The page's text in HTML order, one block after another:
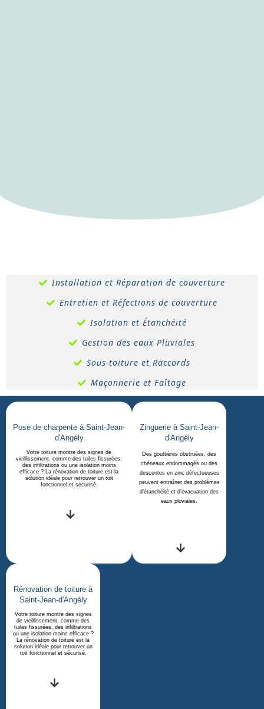
Installation et Réparation de couverture
Entretien et Réfections de couverture
Isolation et Étanchéité
Gestion des eaux Pluviales
Sous-toiture et Raccords
Maçonnerie et Faîtage
Pose de charpente à Saint-Jean-
d'Angély
Votre toiture montre des signes de
vieillissement, comme des tuiles fissurées,
des infiltrations ou une isolation moins
efficace ? La rénovation de toiture est la
solution idéale pour retrouver un toit
fonctionnel et sécurisé.
Zinguerie à Saint-Jean-
d'Angély
Des gouttières obstruées, des
chéneaux endommagés ou des
descentes en zinc défectueuses
peuvent entraîner des problèmes
d’étanchéité et d’évacuation des
eaux pluviales.
Rénovation de toiture à
Saint-Jean-d'Angély
Votre toiture montre des signes
de vieillissement, comme des
tuiles fissurées, des infiltrations
ou une isolation moins efficace ?
La rénovation de toiture est la
solution idéale pour retrouver un
toit fonctionnel et sécurisé.